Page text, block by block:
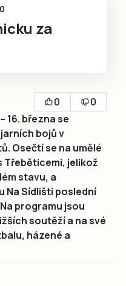
za
0
0
16. března se
bojů v
Osečtí se na umělé
Třeběticemi, jelikož
stavu, a
Na Sídlišti poslední
programu jsou
soutěží a na své
házené a